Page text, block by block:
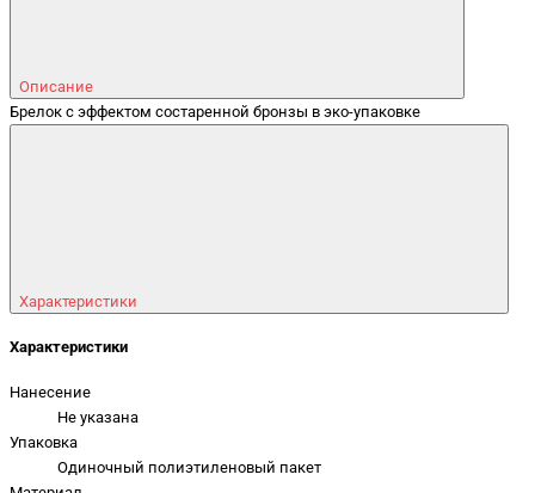
Описание
Брелок с эффектом состаренной бронзы в эко-упаковке
Характеристики
Характеристики
Нанесение
Не указана
Упаковка
Одиночный полиэтиленовый пакет